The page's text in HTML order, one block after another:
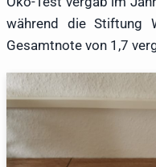
während die Stiftung
Gesamtnote von 1,7